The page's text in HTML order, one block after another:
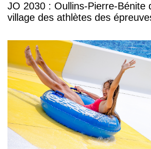
JO 2030 : Oullins-Pierre-Bénite
village des athlètes des